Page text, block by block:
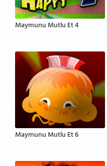
Maymunu Mutlu Et 4
Maymunu Mutlu Et 6